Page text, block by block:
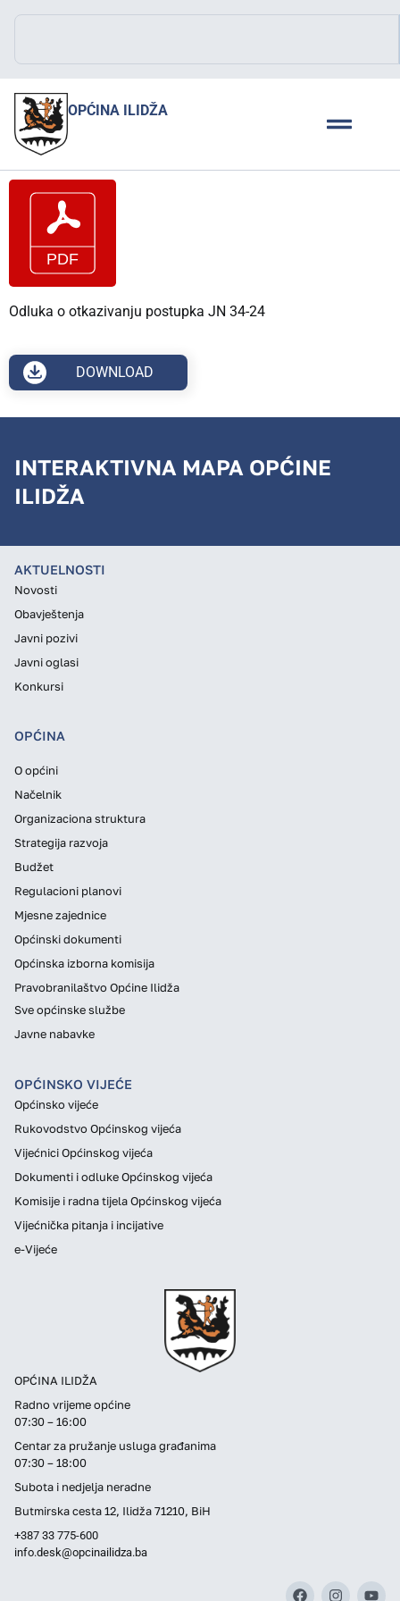
OPĆINA ILIDŽA
Odluka o otkazivanju postupka JN 34-24
DOWNLOAD
INTERAKTIVNA MAPA OPĆINE
ILIDŽA
OPĆINA ILIDŽA
Radno vrijeme općine
07:30 – 16:00
Centar za pružanje usluga građanima
07:30 – 18:00
Subota i nedjelja neradne
Butmirska cesta 12, Ilidža 71210, BiH
+387 33 775-600
info.desk@opcinailidza.ba
AKTUELNOSTI
Novosti
Obavještenja
Javni pozivi
Javni oglasi
Konkursi
OPĆINA
O općini
Načelnik
Organizaciona struktura
Strategija razvoja
Budžet
Regulacioni planovi
Mjesne zajednice
Općinski dokumenti
Općinska izborna komisija
Pravobranilaštvo Općine Ilidža
Sve općinske službe
Javne nabavke
OPĆINSKO VIJEĆE
Općinsko vijeće
Rukovodstvo Općinskog vijeća
Vijećnici Općinskog vijeća
Dokumenti i odluke Općinskog vijeća
Komisije i radna tijela Općinskog vijeća
Vijećnička pitanja i incijative
e-Vijeće